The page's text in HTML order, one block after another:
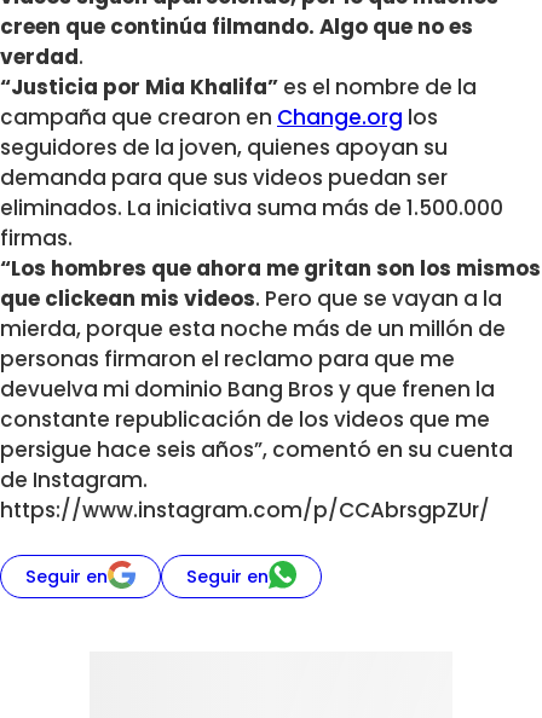
creen que continúa filmando. Algo que no es
verdad.
“Justicia por Mia Khalifa” es el nombre de la
campaña que crearon en Change.org los
seguidores de la joven, quienes apoyan su
demanda para que sus videos puedan ser
eliminados. La iniciativa suma más de 1.500.000
firmas.
“Los hombres que ahora me gritan son los mismos
que clickean mis videos. Pero que se vayan a la
mierda, porque esta noche más de un millón de
personas firmaron el reclamo para que me
devuelva mi dominio Bang Bros y que frenen la
constante republicación de los videos que me
persigue hace seis años”, comentó en su cuenta
de Instagram.
https://www.instagram.com/p/CCAbrsgpZUr/
Seguir en Seguir en